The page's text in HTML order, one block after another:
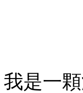
我是一